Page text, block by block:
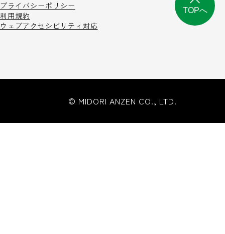
プライバシーポリシー
利用規約
ウェブアクセシビリティ対応
© MIDORI ANZEN CO., LTD.
TOPへ